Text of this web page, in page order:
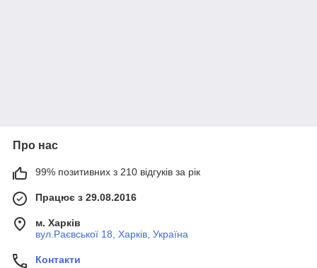
Про нас
99% позитивних з 210 відгуків за рік
Працює з 29.08.2016
м. Харків
вул.Раєвської 18, Харків, Україна
Контакти